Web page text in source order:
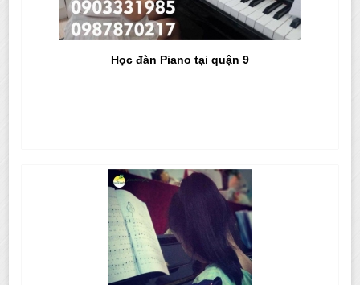
Học đàn Piano tại quận 9